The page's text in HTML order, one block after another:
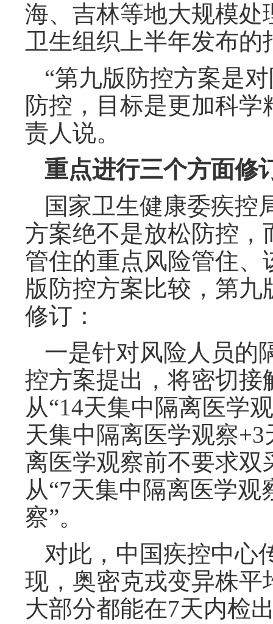
海、吉林等地大规模
卫生组织上半年发布
“第九版防控方案是
防控，目标是更加科
责人说。
重点进行三个方面修
国家卫生健康委疾控
方案绝不是放松防控
管住的重点风险管住
版防控方案比较，第
修订：
一是针对风险人员的
控方案提出，将密切
从“14天集中隔离医学
天集中隔离医学观察
离医学观察前不要求
从“7天集中隔离医学观
察”。
对此，中国疾控中心
现，奥密克戎变异株平
大部分都能在7天内检